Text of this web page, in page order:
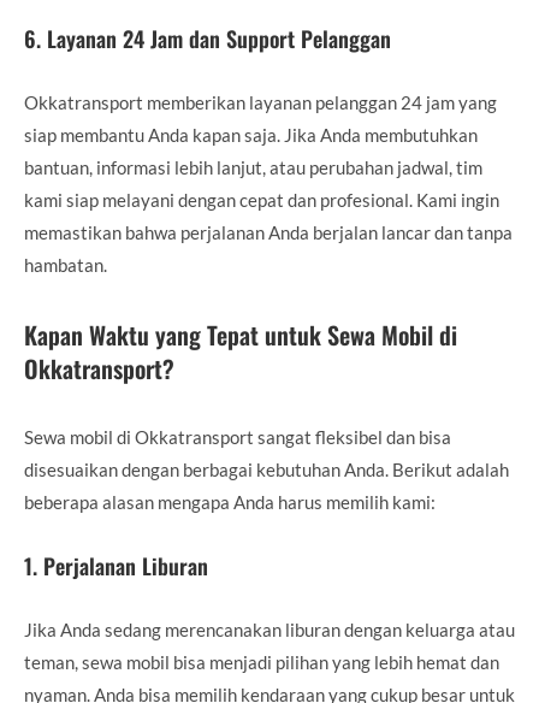
6. Layanan 24 Jam dan Support Pelanggan
Okkatransport memberikan layanan pelanggan 24 jam yang
siap membantu Anda kapan saja. Jika Anda membutuhkan
bantuan, informasi lebih lanjut, atau perubahan jadwal, tim
kami siap melayani dengan cepat dan profesional. Kami ingin
memastikan bahwa perjalanan Anda berjalan lancar dan tanpa
hambatan.
Kapan Waktu yang Tepat untuk Sewa Mobil di
Okkatransport?
Sewa mobil di Okkatransport sangat fleksibel dan bisa
disesuaikan dengan berbagai kebutuhan Anda. Berikut adalah
beberapa alasan mengapa Anda harus memilih kami:
1. Perjalanan Liburan
Jika Anda sedang merencanakan liburan dengan keluarga atau
teman, sewa mobil bisa menjadi pilihan yang lebih hemat dan
nyaman. Anda bisa memilih kendaraan yang cukup besar untuk